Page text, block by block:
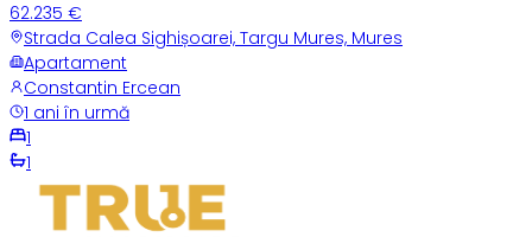
62.235 €
Strada Calea Sighișoarei, Targu Mures, Mures
Apartament
Constantin Ercean
1 ani în urmă
1
1